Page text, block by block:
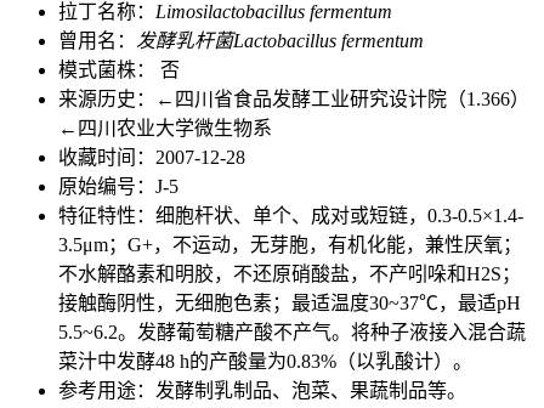
拉丁名称： Limosilactobacillus fermentum
曾用名： 发酵乳杆菌Lactobacillus fermentum
模式菌株： 否
来源历史：←四川省食品发酵工业研究设计院（1.366）
←四川农业大学微生物系
收藏时间：2007-12-28
原始编号：J-5
特征特性：细胞杆状、单个、成对或短链，0.3-0.5×1.4-
3.5μm；G+，不运动，无芽胞，有机化能，兼性厌氧；
不水解酪素和明胶，不还原硝酸盐，不产吲哚和H2S；
接触酶阴性，无细胞色素；最适温度30~37℃，最适pH
5.5~6.2。发酵葡萄糖产酸不产气。将种子液接入混合蔬
菜汁中发酵48 h的产酸量为0.83%（以乳酸计）。
参考用途：发酵制乳制品、泡菜、果蔬制品等。